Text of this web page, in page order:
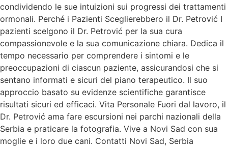
condividendo le sue intuizioni sui progressi dei trattamenti
ormonali. Perché i Pazienti Sceglierebbero il Dr. Petrović I
pazienti scelgono il Dr. Petrović per la sua cura
compassionevole e la sua comunicazione chiara. Dedica il
tempo necessario per comprendere i sintomi e le
preoccupazioni di ciascun paziente, assicurandosi che si
sentano informati e sicuri del piano terapeutico. Il suo
approccio basato su evidenze scientifiche garantisce
risultati sicuri ed efficaci. Vita Personale Fuori dal lavoro, il
Dr. Petrović ama fare escursioni nei parchi nazionali della
Serbia e praticare la fotografia. Vive a Novi Sad con sua
moglie e i loro due cani. Contatti Novi Sad, Serbia